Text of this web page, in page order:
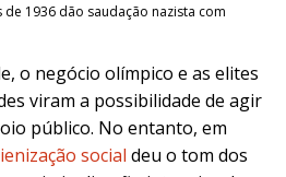
1936 dão saudação nazista com
o negócio olímpico e as elites
viram a possibilidade de agir
público. No entanto, em
social deu o tom dos